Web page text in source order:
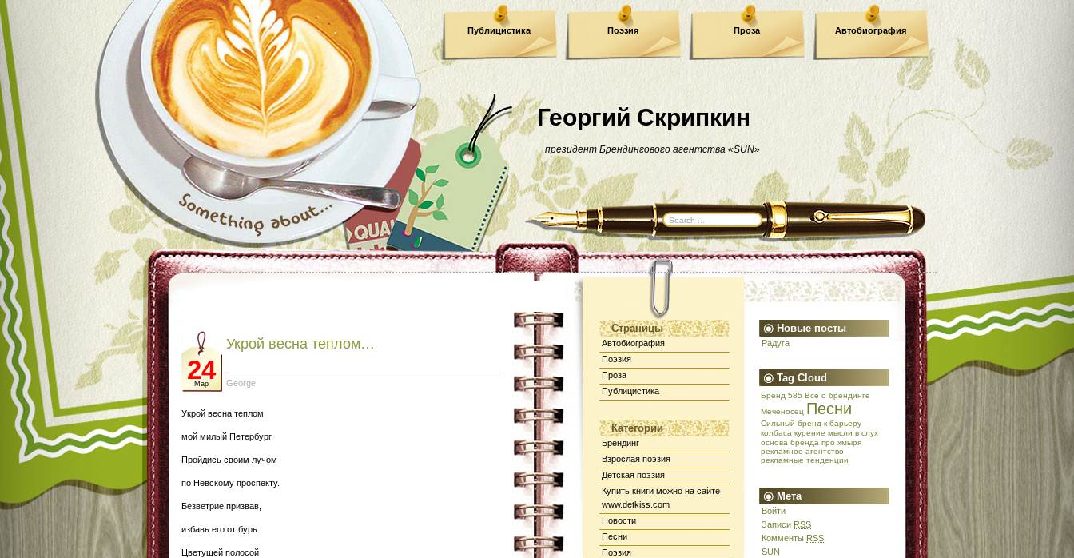
Георгий Скрипкин
президент Брендингового агентства «SUN»
Публицистика Поэзия Проза Автобиография
Страницы
Автобиография
Поэзия
Проза
Публицистика
Категории
Брендинг
Взрослая поэзия
Детская поэзия
Купить книги можно на сайте
www.detkiss.com
Новости
Песни
Поэзия
Новые посты
Радуга
Tag Cloud
Бренд 585 Все о брендинге
Меченосец Песни
Сильный бренд к барьеру
колбаса курение мысли в слух
основа бренда про хмыря
рекламное агентство
рекламные тенденции
Мета
Войти
Записи RSS
Комменты RSS
SUN
24
Мар
Укрой весна теплом…
George
Укрой весна теплом
мой милый Петербург.
Пройдись своим лучом
по Невскому проспекту.
Безветрие призвав,
избавь его от бурь.
Цветущей полосой